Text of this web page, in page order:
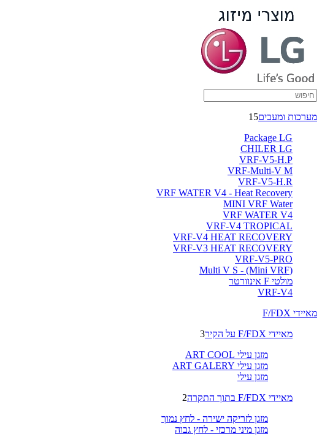
מערכות ומעבים15
Package LG
CHILER LG
VRF-V5-H.P
VRF-Multi-V M
VRF-V5-H.R
VRF WATER V4 - Heat Recovery
MINI VRF Water
VRF WATER V4
VRF-V4 TROPICAL
VRF-V4 HEAT RECOVERY
VRF-V3 HEAT RECOVERY
VRF-V5-PRO
(Multi V S - (Mini VRF
מולטי F אינוורטר
VRF-V4
מאיידי F/FDX
מאיידי F/FDX על הקיר
3
מזגן עילי ART COOL
מזגן עילי ART GALERY
מזגן עילי
מאיידי F/FDX בתוך התקרה
2
מזגן לזריקה ישירה - לחץ נמוך
מזגן מיני מרכזי - לחץ גבוה